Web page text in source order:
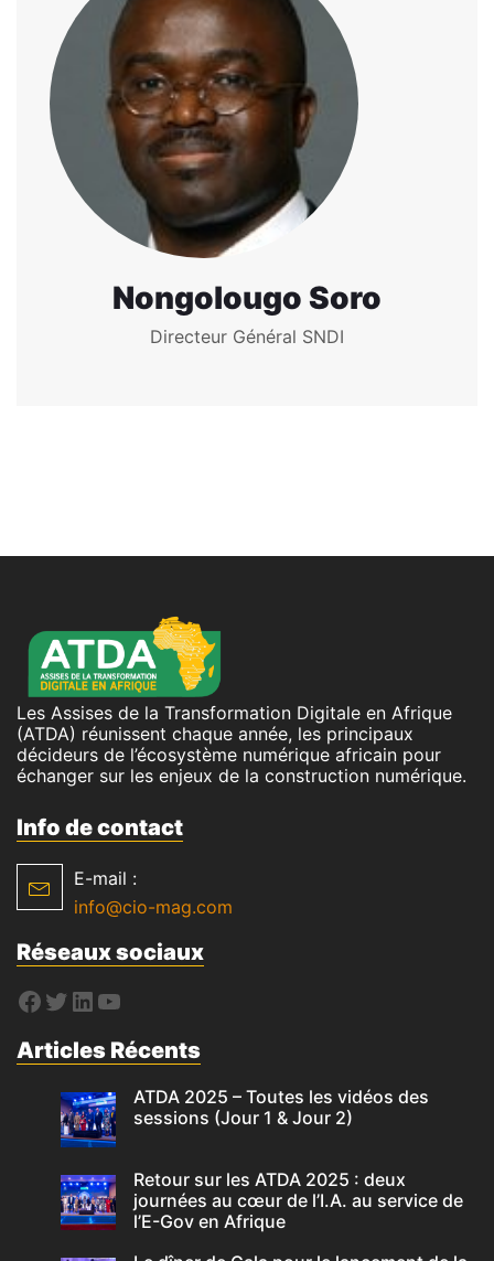
Nongolougo Soro
Directeur Général SNDI
Les Assises de la Transformation Digitale en Afrique
(ATDA) réunissent chaque année, les principaux
décideurs de l’écosystème numérique africain pour
échanger sur les enjeux de la construction numérique.
Info de contact
E-mail :
info@cio-mag.com
Réseaux sociaux
Articles Récents
ATDA 2025 – Toutes les vidéos des
sessions (Jour 1 & Jour 2)
Retour sur les ATDA 2025 : deux
journées au cœur de l’I.A. au service de
l’E-Gov en Afrique